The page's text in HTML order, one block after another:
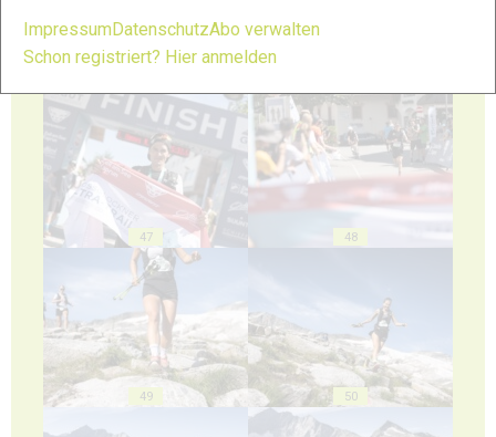
47 48
49 50
ImpressumDatenschutzAbo verwalten
Schon registriert? Hier anmelden